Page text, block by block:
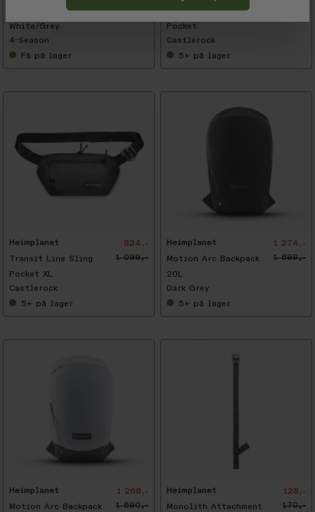
Kirra Inner Tent,
White/Grey
1 300,-
4-Season
Få på lager
Transit Line Sling
Pocket
Castlerock
5+ på lager
Heimplanet
Transit Line Sling
Pocket XL
824,-
1 099,-
Castlerock
5+ på lager
Heimplanet
Motion Arc Backpack
20L
1 274,-
1 699,-
Dark Grey
5+ på lager
Heimplanet
Motion Arc Backpack
1 268,-
1 690,-
Heimplanet
Monolith Attachment
128,-
170,-